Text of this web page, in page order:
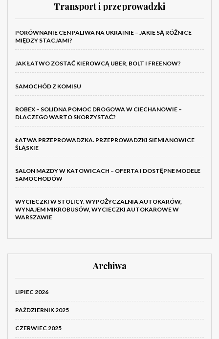
Transport i przeprowadzki
PORÓWNANIE CEN PALIWA NA UKRAINIE – JAKIE SĄ RÓŻNICE
MIĘDZY STACJAMI?
JAK ŁATWO ZOSTAĆ KIEROWCĄ UBER, BOLT I FREENOW?
SAMOCHÓD Z KOMISU
ROBEX – SOLIDNA POMOC DROGOWA W CIECHANOWIE –
DLACZEGO WARTO SKORZYSTAĆ?
ŁATWA PRZEPROWADZKA. PRZEPROWADZKI SIEMIANOWICE
ŚLĄSKIE
SALON MAZDY W KATOWICACH – OFERTA I DOSTĘPNE MODELE
SAMOCHODÓW
WYCIECZKI W STOLICY. WYPOŻYCZALNIA AUTOKARÓW,
WYNAJEM MIKROBUSÓW, WYCIECZKI AUTOKAROWE W
WARSZAWIE
Archiwa
LIPIEC 2026
PAŹDZIERNIK 2025
CZERWIEC 2025